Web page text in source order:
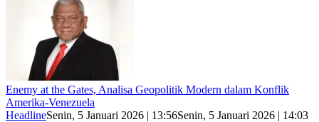
Enemy at the Gates, Analisa Geopolitik Modern dalam Konflik
Amerika-Venezuela
HeadlineSenin, 5 Januari 2026 | 13:56Senin, 5 Januari 2026 | 14:03